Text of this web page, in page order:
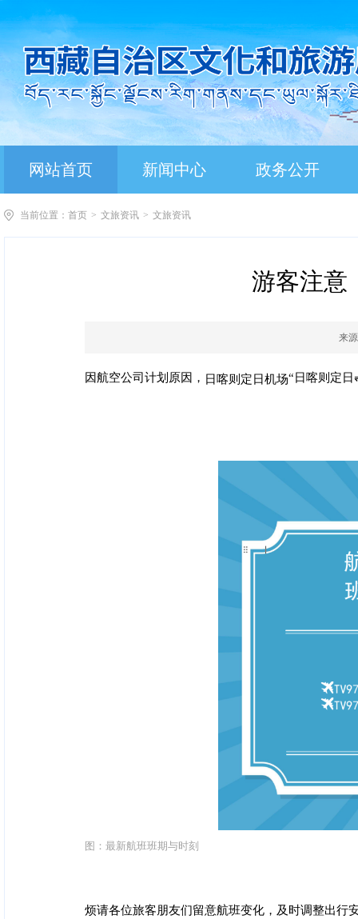
网站首页 新闻中心 政务公开
当前位置： 首页 > 文旅资讯 > 文旅资讯
游客注意
来
因航空公司计划原因， 日喀则定日机场“日喀则定
图：最新航班班期与时刻
烦请各位旅客朋友们留意航班变化，及时调整出行